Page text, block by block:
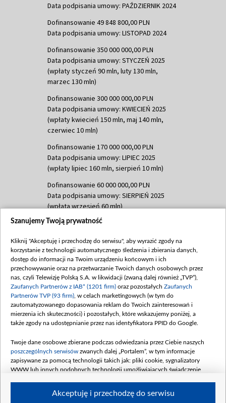
Data podpisania umowy: PAŹDZIERNIK 2024
Dofinansowanie 49 848 800,00 PLN
Data podpisania umowy: LISTOPAD 2024
Dofinansowanie 350 000 000,00 PLN
Data podpisania umowy: STYCZEŃ 2025
(wpłaty styczeń 90 mln, luty 130 mln,
marzec 130 mln)
Dofinansowanie 300 000 000,00 PLN
Data podpisania umowy: KWIECIEŃ 2025
(wpłaty kwiecień 150 mln, maj 140 mln,
czerwiec 10 mln)
Dofinansowanie 170 000 000,00 PLN
Data podpisania umowy: LIPIEC 2025
(wpłaty lipiec 160 mln, sierpień 10 mln)
Dofinansowanie 60 000 000,00 PLN
Data podpisania umowy: SIERPIEŃ 2025
(wpłata wrzesień 60 mln)
Dofinansowanie 635 783 051,21 PLN
(wpłata wrzesień 100 mln, październik 350
mln, listopad 265 mln)
Dofinansowanie 48 862 000,00 PLN
Data podpisania umowy: GRUDZIEŃ 2025
(wpłata grudzień 60,548 mln)
Dofinansowanie 900 000 000,00 PLN
Data podpisania umowy: LUTY 2026 (wpłata
kwiecień 180 mln, 7 maja 180 mln, 8
czerwca 90 mln)
Dofinansowanie 250 000 000,00 PLN
4 sierpnia 250 mln
Szanujemy Twoją prywatność
Kliknij "Akceptuję i przechodzę do serwisu", aby wyrazić zgody na
korzystanie z technologii automatycznego śledzenia i zbierania danych,
dostęp do informacji na Twoim urządzeniu końcowym i ich
przechowywanie oraz na przetwarzanie Twoich danych osobowych przez
nas, czyli Telewizję Polską S.A. w likwidacji (zwaną dalej również „TVP”),
Zaufanych Partnerów z IAB* (1201 firm) oraz pozostałych Zaufanych
Partnerów TVP (93 firm) , w celach marketingowych (w tym do
zautomatyzowanego dopasowania reklam do Twoich zainteresowań i
mierzenia ich skuteczności) i pozostałych, które wskazujemy poniżej, a
także zgody na udostępnianie przez nas identyfikatora PPID do Google.
Twoje dane osobowe zbierane podczas odwiedzania przez Ciebie naszych
poszczególnych serwisów zwanych dalej „Portalem”, w tym informacje
zapisywane za pomocą technologii takich jak: pliki cookie, sygnalizatory
WWW lub innych podobnych technologii umożliwiających świadczenie
Akceptuję i przechodzę do serwisu